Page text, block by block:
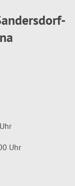
Uhr